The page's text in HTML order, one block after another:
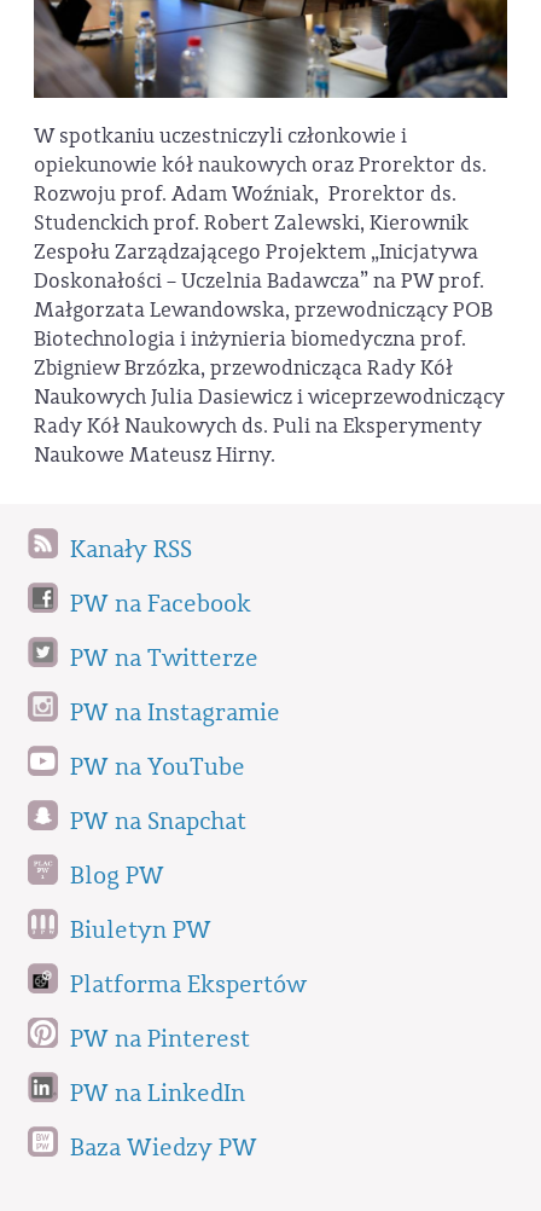
W spotkaniu uczestniczyli członkowie i
opiekunowie kół naukowych oraz Prorektor ds.
Rozwoju prof. Adam Woźniak, Prorektor ds.
Studenckich prof. Robert Zalewski, Kierownik
Zespołu Zarządzającego Projektem „Inicjatywa
Doskonałości – Uczelnia Badawcza” na PW prof.
Małgorzata Lewandowska, przewodniczący POB
Biotechnologia i inżynieria biomedyczna prof.
Zbigniew Brzózka, przewodnicząca Rady Kół
Naukowych Julia Dasiewicz i wiceprzewodniczący
Rady Kół Naukowych ds. Puli na Eksperymenty
Naukowe Mateusz Hirny.
Kanały RSS
PW na Facebook
PW na Twitterze
PW na Instagramie
PW na YouTube
PW na Snapchat
Blog PW
Biuletyn PW
Platforma Ekspertów
PW na Pinterest
PW na LinkedIn
Baza Wiedzy PW